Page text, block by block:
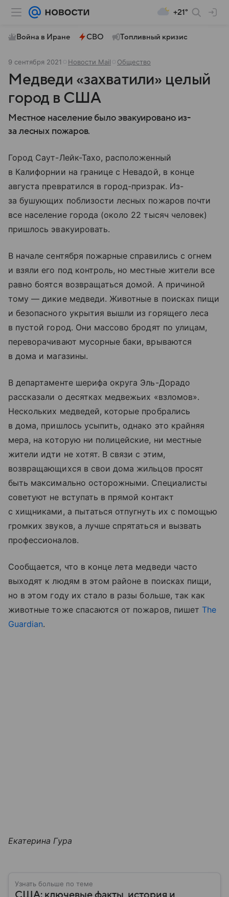
+21°
Война в Иране СВО Топливный кризис
9 сентября 2021 Новости Mail Общество
Медведи «захватили» целый
город в США
Местное население было эвакуировано из-
за лесных пожаров.
Город Саут-Лейк-Тахо, расположенный
в Калифорнии на границе с Невадой, в конце
августа превратился в город-призрак. Из-
за бушующих поблизости лесных пожаров почти
все население города (около 22 тысяч человек)
пришлось эвакуировать.
В начале сентября пожарные справились с огнем
и взяли его под контроль, но местные жители все
равно боятся возвращаться домой. А причиной
тому — дикие медведи. Животные в поисках пищи
и безопасного укрытия вышли из горящего леса
в пустой город. Они массово бродят по улицам,
переворачивают мусорные баки, врываются
в дома и магазины.
В департаменте шерифа округа Эль-Дорадо
рассказали о десятках медвежьих «взломов».
Нескольких медведей, которые пробрались
в дома, пришлось усыпить, однако это крайняя
мера, на которую ни полицейские, ни местные
жители идти не хотят. В связи с этим,
возвращающихся в свои дома жильцов просят
быть максимально осторожными. Специалисты
советуют не вступать в прямой контакт
с хищниками, а пытаться отпугнуть их с помощью
громких звуков, а лучше спрятаться и вызвать
профессионалов.
Сообщается, что в конце лета медведи часто
выходят к людям в этом районе в поисках пищи,
но в этом году их стало в разы больше, так как
животные тоже спасаются от пожаров, пишет The
Guardian.
Екатерина Гура
Узнать больше по теме